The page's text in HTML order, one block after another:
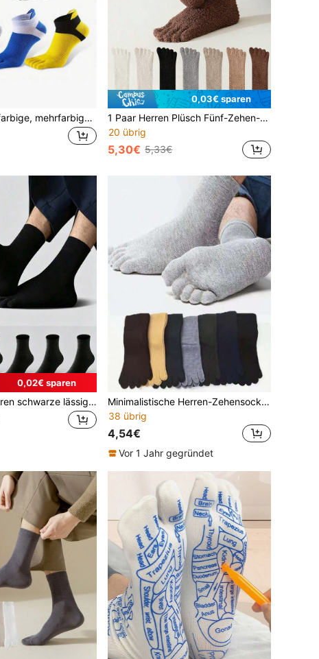
1/3/5 Paar einfarbige, mehrfarbige Herren Fünf-Finger-Socken, bequem, weich, atmungsaktiv, vielseitig für Sport & Lässig bekleidung, geeignet für Herren Outdoor-Nutzung, Herbst
0,03€ sparen
1 Paar Herren Plüsch Fünf-Zehen-Socken, Damen Weiche Plüsch Warme Fünf-Zehen-Socken, Winterliche Hausschuh-Socken
20 übrig
5,30€ 5,33€
0,02€ sparen
1/5/6 Paar Herren schwarze lässige Business vielseitige schweißabsorbierende geruchshemmende Zehensocken
Minimalistische Herren-Zehensocken mit geteilter Zehenpartie, atmungsaktive, feuchtigkeitsableitende Sport- und Lässig socken, in mehreren Farben erhältlich
38 übrig
4,54€
Vor 1 Jahr gegründet